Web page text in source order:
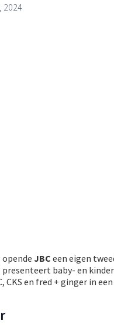
2024
JBC een eigen
presenteert baby- en
CKS en fred + ginger in